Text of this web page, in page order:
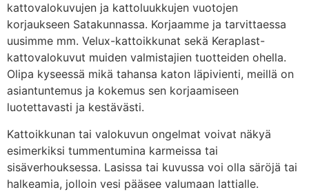
kattovalokuvujen ja kattoluukkujen vuotojen
korjaukseen Satakunnassa. Korjaamme ja tarvittaessa
uusimme mm. Velux-kattoikkunat sekä Keraplast-
kattovalokuvut muiden valmistajien tuotteiden ohella.
Olipa kyseessä mikä tahansa katon läpivienti, meillä on
asiantuntemus ja kokemus sen korjaamiseen
luotettavasti ja kestävästi.
Kattoikkunan tai valokuvun ongelmat voivat näkyä
esimerkiksi tummentumina karmeissa tai
sisäverhouksessa. Lasissa tai kuvussa voi olla säröjä tai
halkeamia, jolloin vesi pääsee valumaan lattialle.